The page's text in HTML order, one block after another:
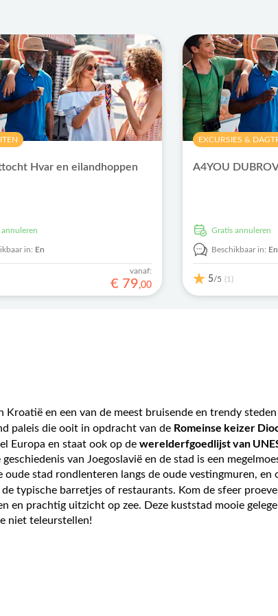
Hvar en eilandhoppen
annuleren
in: En
vanaf:
€ 79,00
EXCURSIES &
A4YOU
Gratis annuleren
Beschikbaar in: En
5/5 (1)
Kroatië en een van de meest bruisende en trendy steden
paleis die ooit in opdracht van de Romeinse keizer
Europa en staat ook op dewerelderfgoedlijst van
van Joegoslavië en de stad is een
stad rondlenteren langs de oude vestingmuren, en
de typische barretjes of restaurants. Kom de sfeer
en prachtig uitzicht op zee. Deze kuststad mooie
niet teleurstellen!